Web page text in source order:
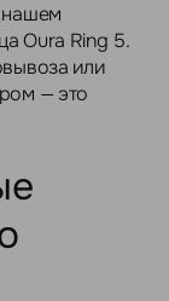
нашем
Oura Ring 5.
или
— это